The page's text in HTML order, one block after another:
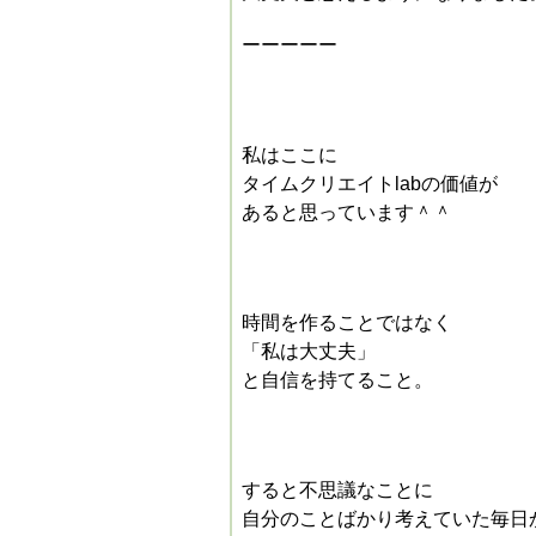
ーーーーー
私はここに
タイムクリエイトlabの価値が
あると思っています＾＾
時間を作ることではなく
「私は大丈夫」
と 自信を持てること。
すると不思議なことに
自分のことばかり考えていた毎日